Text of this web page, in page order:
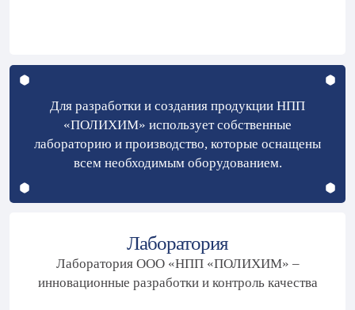
Для разработки и создания продукции НПП
«ПОЛИХИМ» использует собственные
лабораторию и производство, которые оснащены
всем необходимым оборудованием.
Лаборатория
Лаборатория ООО «НПП «ПОЛИХИМ» –
инновационные разработки и контроль качества